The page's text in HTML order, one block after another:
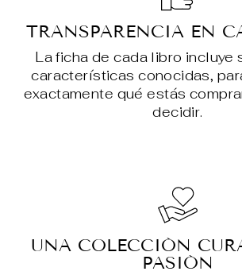
TRANSPARENCIA EN
La ficha de cada libro incluye
características conocidas,
exactamente qué estás
decidir.
UNA COLECCIÓN
PASIÓN